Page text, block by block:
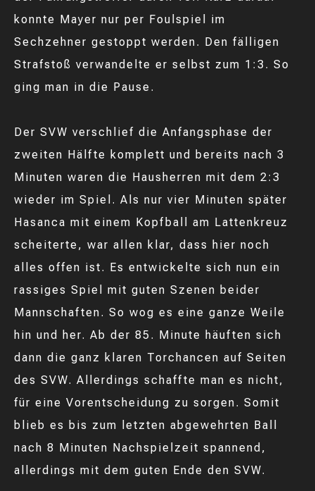
konnte Mayer nur per Foulspiel im
Sechzehner gestoppt werden. Den fälligen
Strafstoß verwandelte er selbst zum 1:3. So
ging man in die Pause.
Der SVW verschlief die Anfangsphase der
zweiten Hälfte komplett und bereits nach 3
Minuten waren die Hausherren mit dem 2:3
wieder im Spiel. Als nur vier Minuten später
Hasanca mit einem Kopfball am Lattenkreuz
scheiterte, war allen klar, dass hier noch
alles offen ist. Es entwickelte sich nun ein
rassiges Spiel mit guten Szenen beider
Mannschaften. So wog es eine ganze Weile
hin und her. Ab der 85. Minute häuften sich
dann die ganz klaren Torchancen auf Seiten
des SVW. Allerdings schaffte man es nicht,
für eine Vorentscheidung zu sorgen. Somit
blieb es bis zum letzten abgewehrten Ball
nach 8 Minuten Nachspielzeit spannend,
allerdings mit dem guten Ende den SVW.